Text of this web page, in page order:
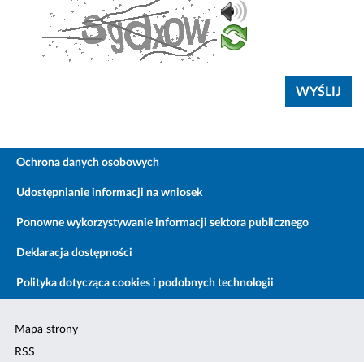
Ochrona danych osobowych
Udostępnianie informacji na wniosek
Ponowne wykorzystywanie informacji sektora publicznego
Deklaracja dostępności
Polityka dotycząca cookies i podobnych technologii
Mapa strony
RSS